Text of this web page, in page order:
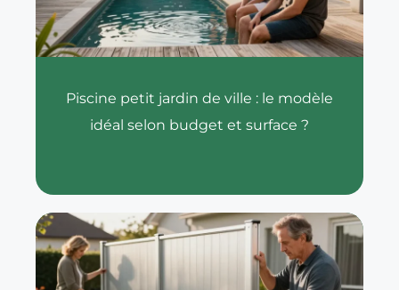
Piscine petit jardin de ville : le modèle
idéal selon budget et surface ?